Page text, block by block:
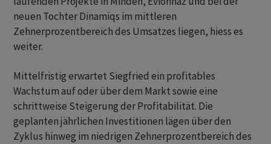
neuen Tochter Dinamiqs im mittleren
Zehnerprozentbereich des Umsatzes liegen, hiess es
weiter.
Mittelfristig erwartet Siegfried ein profitables
Wachstum auf oder über dem Markt sowie eine
schrittweise Steigerung der Profitabilität. Die
geplanten jährlichen Investitionen lägen über den
Zyklus hinweg im niedrigen Zehnerprozentbereich des